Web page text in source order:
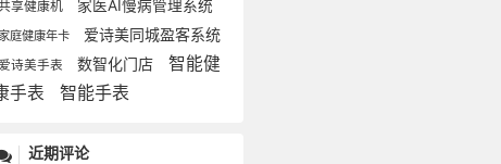
享健康机 家医AI慢病管理系统
家庭健康年卡 爱诗美同城盈客系统
爱诗美手表 数智化门店
智能健
手表
智能手表
近期评论